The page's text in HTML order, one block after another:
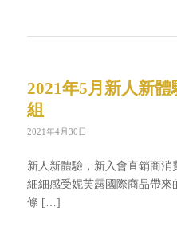
2021年5月新人新
組
2021年4月30日
新人新體驗，新入會直銷商
細細感受妮芙露國際商品帶
條 […]